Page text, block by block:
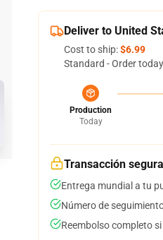
Deliver to United
Cost to ship:$6.99
Standard - Order
Production
Today
Transacción segura
Entrega mundial a tu
Número de
Reembolso completo